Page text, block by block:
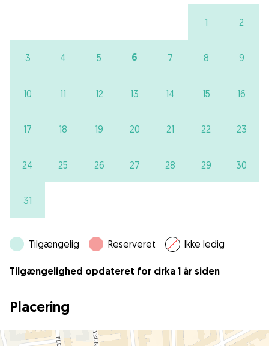
1 2
3 4 5 6 7 8 9
10 11 12 13 14 15 16
17 18 19 20 21 22 23
24 25 26 27 28 29 30
31
Tilgængelig Reserveret Ikke ledig
Tilgængelighed opdateret for cirka 1 år siden
Placering